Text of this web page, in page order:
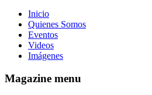
Inicio
Quienes Somos
Eventos
Videos
Imágenes
Magazine menu